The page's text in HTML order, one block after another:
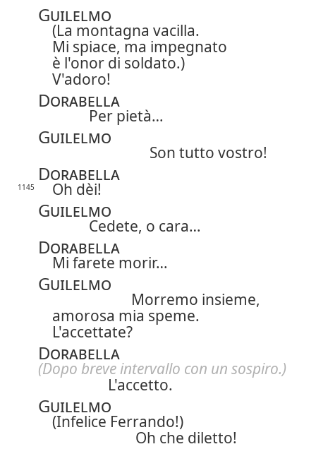
Guilelmo
(La montagna vacilla.
Mi spiace, ma impegnato
è l'onor di soldato.)
V'adoro!
Dorabella
Per pietà…
Guilelmo
Son tutto vostro!
Dorabella
1145 Oh dèi!
Guilelmo
Cedete, o cara…
Dorabella
Mi farete morir…
Guilelmo
Morremo insieme,
amorosa mia speme.
L'accettate?
Dorabella
(Dopo breve intervallo con un sospiro.)
L'accetto.
Guilelmo
(Infelice Ferrando!)
Oh che diletto!